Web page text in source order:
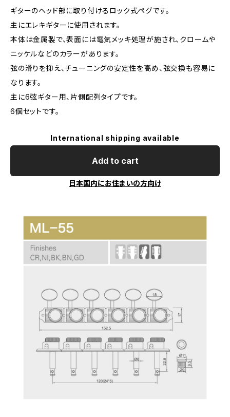
ギターのヘッド部に取り付けるロック式ペグです。
主にエレキギターに使用されます。
本体は金属製で、表面には電気メッキ処理が施され、クロームや
ニッケルなどのカラーがあります。
弦の滑りを抑え、チューニングの安定性を高め、弦交換も容易に
なります。
主に6弦ギター用、片側配列タイプです。
6個セットです。
International shipping available
Add to cart
日本国内にお住まいの方向け